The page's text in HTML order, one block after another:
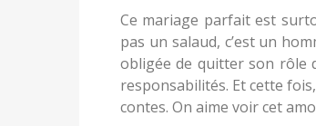
Ce mariage parfait est
pas un salaud, c’est un
obligée de quitter son rôle
responsabilités. Et cette
contes. On aime voir cet